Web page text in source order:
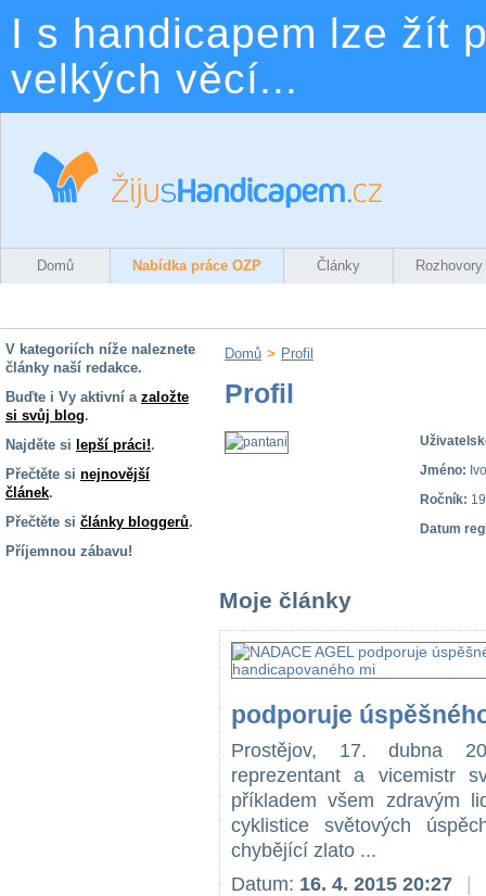
I s handicapem lze žít
velkých věcí...
Domů Nabídka práce OZP Články Rozhovory
V kategoriích níže naleznete
články naší redakce.
Buďte i Vy aktivní a založte
si svůj blog.
Najděte si lepší práci!.
Přečtěte si nejnovější
článek.
Přečtěte si články bloggerů.
Příjemnou zábavu!
Domů > Profil
Profil
Jméno: Ivo
Ročník:
Datum
Moje články
podporuje
Prostějov, 17. dubna
reprezentant a vicemistr
příkladem všem zdravým
cyklistice světových
chybějící zlato ...
Datum: 16. 4. 2015 20:27